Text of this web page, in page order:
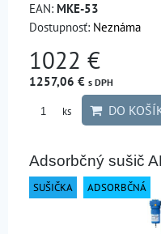
EAN: MKE-53
Dostupnosť: Neznáma
1022 €
1257,06 € s DPH
ks DO
Adsorbčný sušič
SUŠIČKA ADSORBČNÁ